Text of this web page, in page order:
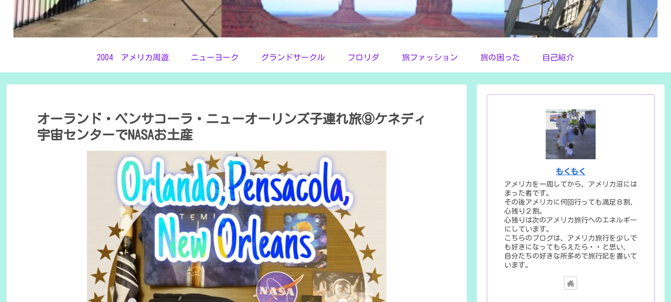
2004 アメリカ周遊 ニューヨーク グランドサークル フロリダ 旅ファッション 旅の困った 自己紹介
オーランド・ペンサコーラ・ニューオーリンズ子連れ旅⑨ケネディ
宇宙センターでNASAお土産
もくもく
アメリカを一周してから、アメリカ沼には
まった者です。
その後アメリカに何回行っても満足８割、
心残り２割。
心残りは次のアメリカ旅行へのエネルギー
にしています。
こちらのブログは、アメリカ旅行を少しで
も好きになってもらえたら・・と思い、
自分たちの好きな所多めで旅行記を書いて
います。